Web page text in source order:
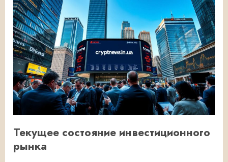
Текущее состояние инвестиционного
рынка